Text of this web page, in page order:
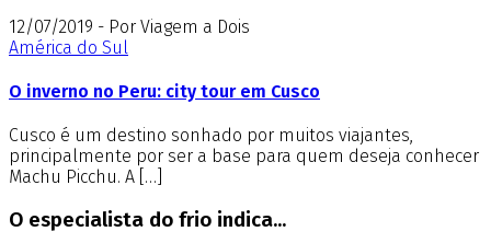
12/07/2019 - Por Viagem a Dois
América do Sul
O inverno no Peru: city tour em Cusco
Cusco é um destino sonhado por muitos viajantes,
principalmente por ser a base para quem deseja conhecer
Machu Picchu. A […]
O especialista do frio indica...